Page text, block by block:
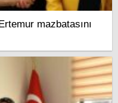
mazbatasını